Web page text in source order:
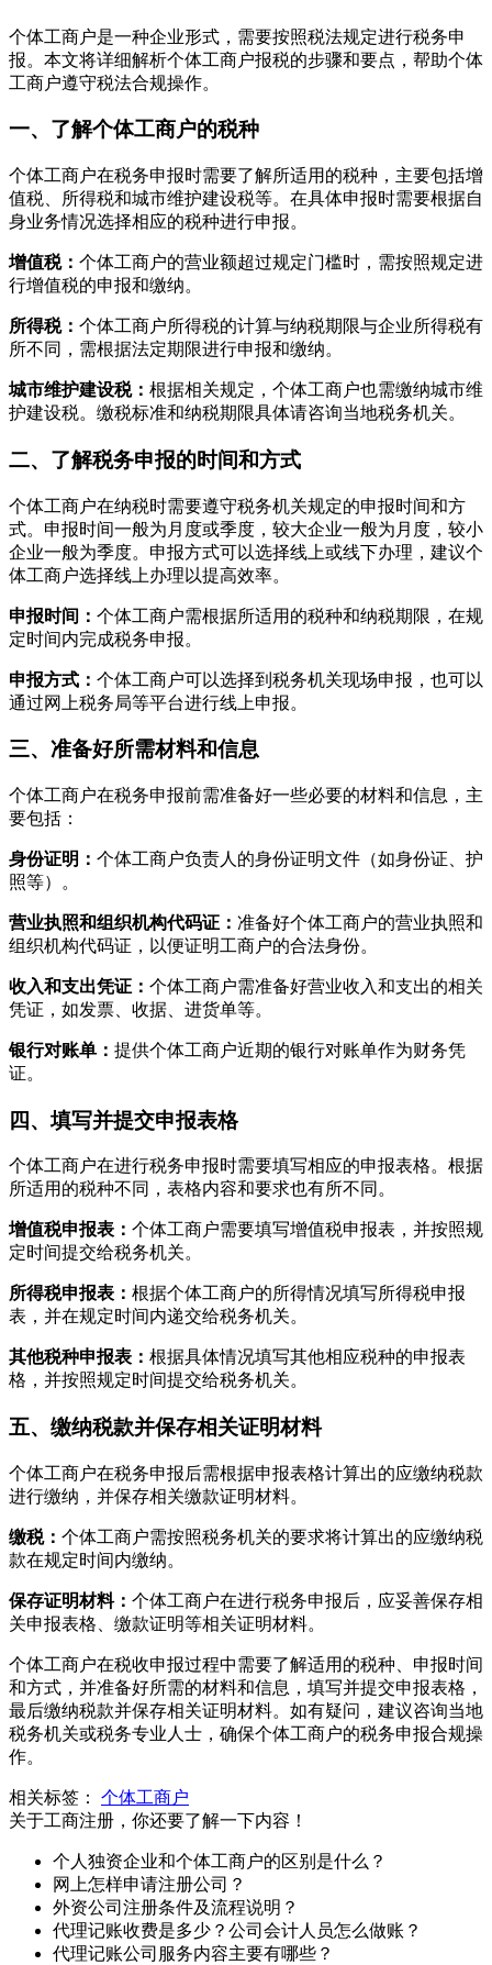
个体工商户是一种企业形式，需要按照税法规定进行税务申
报。本文将详细解析个体工商户报税的步骤和要点，帮助个体
工商户遵守税法合规操作。
一、了解个体工商户的税种
个体工商户在税务申报时需要了解所适用的税种，主要包括增
值税、所得税和城市维护建设税等。在具体申报时需要根据自
身业务情况选择相应的税种进行申报。
增值税： 个体工商户的营业额超过规定门槛时，需按照规定进
行增值税的申报和缴纳。
所得税： 个体工商户所得税的计算与纳税期限与企业所得税有
所不同，需根据法定期限进行申报和缴纳。
城市维护建设税： 根据相关规定，个体工商户也需缴纳城市维
护建设税。缴税标准和纳税期限具体请咨询当地税务机关。
二、了解税务申报的时间和方式
个体工商户在纳税时需要遵守税务机关规定的申报时间和方
式。申报时间一般为月度或季度，较大企业一般为月度，较小
企业一般为季度。申报方式可以选择线上或线下办理，建议个
体工商户选择线上办理以提高效率。
申报时间： 个体工商户需根据所适用的税种和纳税期限，在规
定时间内完成税务申报。
申报方式： 个体工商户可以选择到税务机关现场申报，也可以
通过网上税务局等平台进行线上申报。
三、准备好所需材料和信息
个体工商户在税务申报前需准备好一些必要的材料和信息，主
要包括：
身份证明： 个体工商户负责人的身份证明文件（如身份证、护
照等）。
营业执照和组织机构代码证： 准备好个体工商户的营业执照和
组织机构代码证，以便证明工商户的合法身份。
收入和支出凭证： 个体工商户需准备好营业收入和支出的相关
凭证，如发票、收据、进货单等。
银行对账单： 提供个体工商户近期的银行对账单作为财务凭
证。
四、填写并提交申报表格
个体工商户在进行税务申报时需要填写相应的申报表格。根据
所适用的税种不同，表格内容和要求也有所不同。
增值税申报表： 个体工商户需要填写增值税申报表，并按照规
定时间提交给税务机关。
所得税申报表： 根据个体工商户的所得情况填写所得税申报
表，并在规定时间内递交给税务机关。
其他税种申报表： 根据具体情况填写其他相应税种的申报表
格，并按照规定时间提交给税务机关。
五、缴纳税款并保存相关证明材料
个体工商户在税务申报后需根据申报表格计算出的应缴纳税款
进行缴纳，并保存相关缴款证明材料。
缴税： 个体工商户需按照税务机关的要求将计算出的应缴纳税
款在规定时间内缴纳。
保存证明材料： 个体工商户在进行税务申报后，应妥善保存相
关申报表格、缴款证明等相关证明材料。
个体工商户在税收申报过程中需要了解适用的税种、申报时间
和方式，并准备好所需的材料和信息，填写并提交申报表格，
最后缴纳税款并保存相关证明材料。如有疑问，建议咨询当地
税务机关或税务专业人士，确保个体工商户的税务申报合规操
作。
相关标签： 个体工商户
关于工商注册，你还要了解一下内容！
个人独资企业和个体工商户的区别是什么？
网上怎样申请注册公司？
外资公司注册条件及流程说明？
代理记账收费是多少？公司会计人员怎么做账？
代理记账公司服务内容主要有哪些？